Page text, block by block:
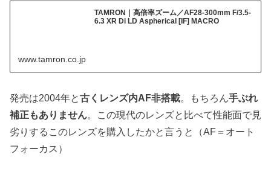
TAMRON｜高倍率ズーム／AF28-300mm F/3.5-
6.3 XR Di LD Aspherical [IF] MACRO
www.tamron.co.jp
発売は2004年と古くレンズ内AF非搭載。もちろん手ぶれ
補正もありません。この現代のレンズと比べて性能面で見
劣りするこのレンズを購入したかと言うと（AF＝オート
フォーカス）